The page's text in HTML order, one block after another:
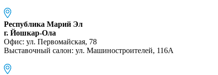
Республика Марий Эл
г. Йошкар-Ола
Офис: ул. Первомайская, 78
Выставочный салон: ул. Машиностроителей, 116A